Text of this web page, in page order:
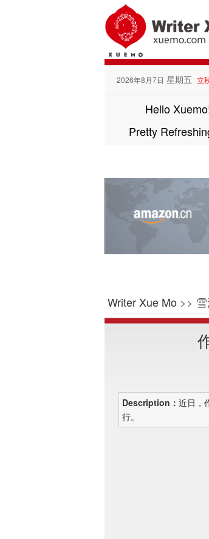
2026年8月7日 星期五 立
Hello
Pretty
Writer Xue Mo >>
Description： 近日，
行。